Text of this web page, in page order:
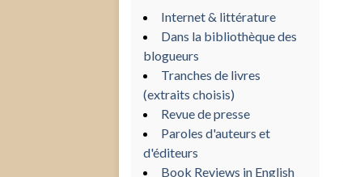
Internet & littérature
Dans la bibliothèque des
blogueurs
Tranches de livres
(extraits choisis)
Revue de presse
Paroles d'auteurs et
d'éditeurs
Book Reviews in English